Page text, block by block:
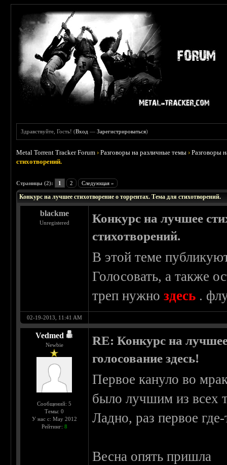
Здравствуйте, Гость! (Вход —Зарегистрироваться)
Metal Torrent Tracker Forum ›Разговоры на различные темы ›Разговоры
стихотворений.
Страницы (2): 1 2 Следующая »
Конкурс на лучшее стихотворение о торрентах. Тема для стихотворений.
blackme
Unregistered
Конкурс на лучшее
стихотворений.
В этой теме
Голосовать, а также
треп нужноздесь .
02-19-2013, 11:41 AM
Vedmed
Newbie
Сообщений: 5
Темы: 0
У нас с: May 2012
Рейтинг: 8
RE: Конкурс на
голосование здесь!
Первое кануло во
было лучшим из всех
Ладно, раз первое
Весна опять пришла